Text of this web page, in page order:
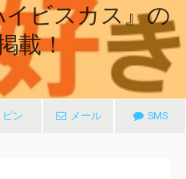
イビスカス』の
載！
ピン メール SMS